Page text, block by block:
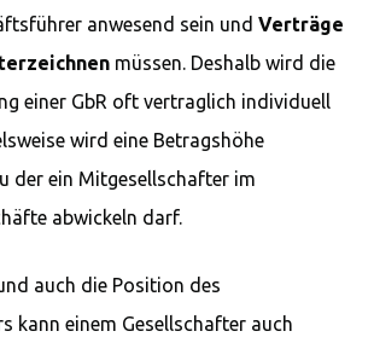
anwesend sein und Verträge
müssen. Deshalb wird die
einer GbR oft vertraglich individuell
wird eine Betragshöhe
der ein Mitgesellschafter im
abwickeln darf.
auch die Position des
kann einem Gesellschafter auch